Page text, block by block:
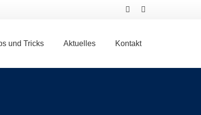
und Tricks Aktuelles Kontakt